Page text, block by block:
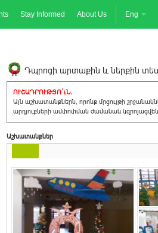
Stay Informed About Us Eng
Դպրոցի արտաքին և ներքին
ՈՒՇԱԴՐՈՒԹՅՈ´ւՆ.
Այն աշխատանքներն, որոնք մրցույթի
արդյուքների ամփոփման ժամանակ
Աշխատանքներ